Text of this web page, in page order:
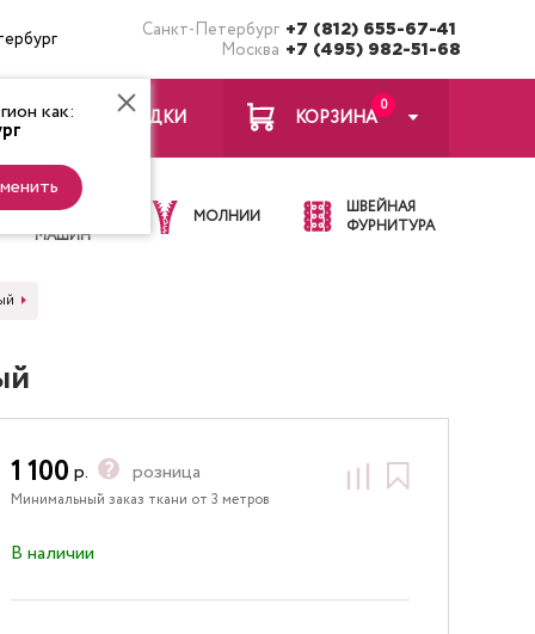
Санкт-Петербург +7 (812) 655-67-41
Москва +7 (495) 982-51-68
как: ЗАКЛАДКИ
0
КОРЗИНА
ИГЛЫ ДЛЯ
ШВЕЙНЫХ
МАШИН
МОЛНИИ
ШВЕЙНАЯ
ФУРНИТУРА
1 100 р. розница
Минимальный заказ ткани от 3 метров
В наличии